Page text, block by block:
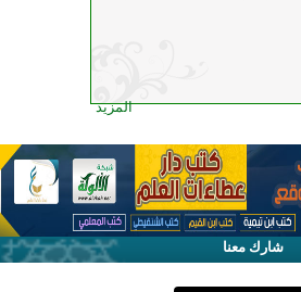
المزيد
شارك معنا